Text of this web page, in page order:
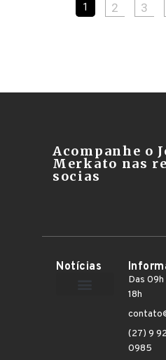
1 2 3
Acompanhe o
Merkato nas
socias
Notícias
Das 09h
18h
(27) 9
0985